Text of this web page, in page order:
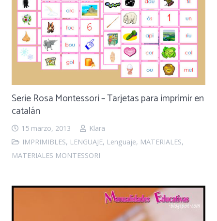
Serie Rosa Montessori – Tarjetas para imprimir en
catalán
15 marzo, 2013
Klara
IMPRIMIBLES, LENGUAJE, Lenguaje, MATERIALES,
MATERIALES MONTESSORI